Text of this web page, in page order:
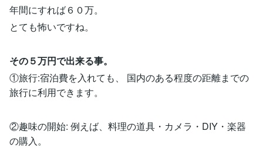
年間にすれば６０万。
とても怖いですね。
その５万円で出来る事。
①旅行:宿泊費を入れても、 国内のある程度の距離までの
旅行に利用できます。
②趣味の開始: 例えば、料理の道具・カメラ・DIY・楽器
の購入。